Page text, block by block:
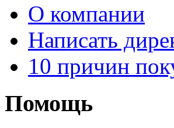
О компании
Написать
10 причин
Помощь